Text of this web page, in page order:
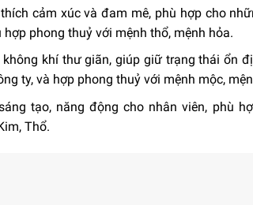
cảm xúc và đam mê, phù hợp cho
phong thuỷ với mệnh thổ, mệnh hỏa.
khí thư giãn, giúp giữ trạng thái ổn
ty, và hợp phong thuỷ với mệnh mộc,
tạo, năng động cho nhân viên, phù
Thổ.